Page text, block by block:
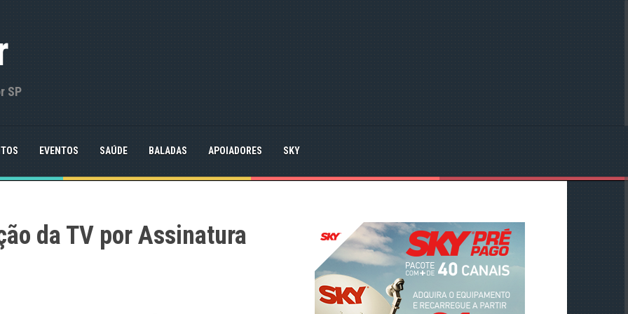
SP
EVENTOS SAÚDE BALADAS APOIADORES SKY
da TV por Assinatura